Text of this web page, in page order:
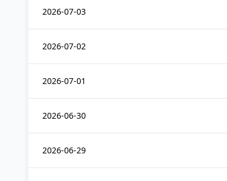
2026-07-03
2026-07-02
2026-07-01
2026-06-30
2026-06-29